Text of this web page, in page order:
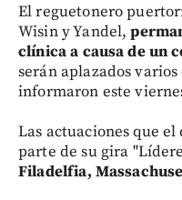
El reguetonero
Wisin y Yandel,
clínica a causa de un
serán aplazados
informaron este
Las actuaciones que
parte de su gira
Filadelfia,